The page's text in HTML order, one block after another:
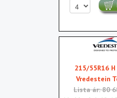
215/55R16
Vredestein
Lista ár: 80